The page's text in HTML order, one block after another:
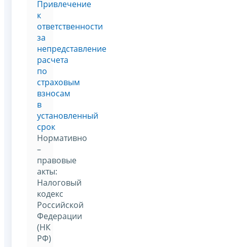
Привлечение
к
ответственности
за
непредставление
расчета
по
страховым
взносам
в
установленный
срок
Нормативно
–
правовые
акты:
Налоговый
кодекс
Российской
Федерации
(НК
РФ)